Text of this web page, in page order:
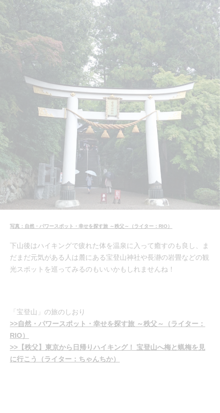
写真：自然・パワースポット・幸せを探す旅 ～秩父～（ライター：RIO）
下山後はハイキングで疲れた体を温泉に入って癒すのも良し、ま
だまだ元気がある人は麓にある宝登山神社や長瀞の岩畳などの観
光スポットを巡ってみるのもいいかもしれませんね！
「宝登山」の旅のしおり
>>自然・パワースポット・幸せを探す旅 ～秩父～（ライター：
RIO）
>>【秩父】東京から日帰りハイキング！ 宝登山へ梅と蝋梅を見
に行こう（ライター：ちゃんちか）